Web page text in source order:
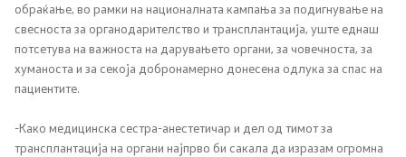
Органограм
Кодекс за административни службеници
обраќање, во рамки на националната кампања за подигнување на
свесноста за органодарителство и трансплантација, уште еднаш
потсетува на важноста на дарувањето органи, за човечноста, за
хуманоста и за секоја добронамерно донесена одлука за спас на
пациентите.
-Како медицинска сестра-анестетичар и дел од тимот за
трансплантација на органи најпрво би сакала да изразам огромна